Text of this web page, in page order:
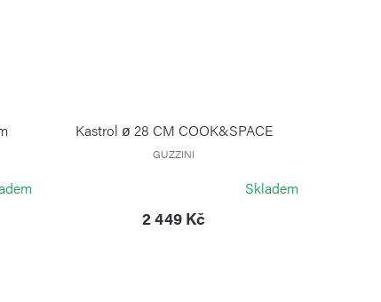
Kastrol ø 28 CM COOK&SPACE
GUZZINI
Skladem
2 449 Kč